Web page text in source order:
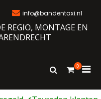
info@bandentaxi.nl
REGIO, MONTAGE EN
met eigen webshop
Toon
0
voor